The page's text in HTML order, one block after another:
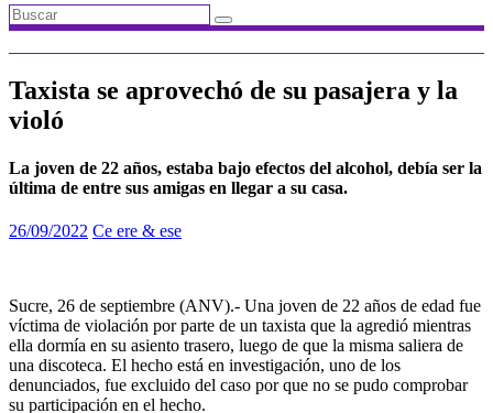
Taxista se aprovechó de su pasajera y la
violó
La joven de 22 años, estaba bajo efectos del alcohol, debía ser la
última de entre sus amigas en llegar a su casa.
26/09/2022 Ce ere & ese
Sucre, 26 de septiembre (ANV).- Una joven de 22 años de edad fue
víctima de violación por parte de un taxista que la agredió mientras
ella dormía en su asiento trasero, luego de que la misma saliera de
una discoteca. El hecho está en investigación, uno de los
denunciados, fue excluido del caso por que no se pudo comprobar
su participación en el hecho.